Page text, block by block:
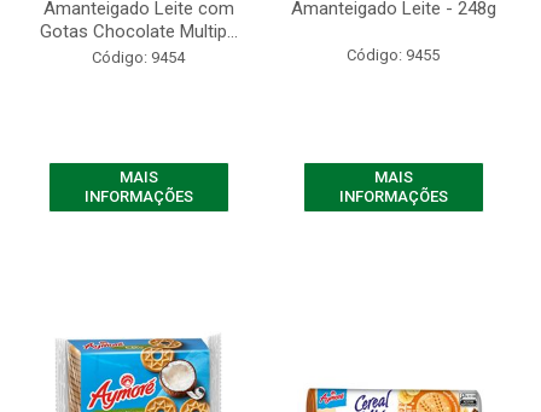
Amanteigado Leite com
Gotas Chocolate Multip...
Código: 9454
MAIS
INFORMAÇÕES
Amanteigado Leite - 248g
Código: 9455
MAIS
INFORMAÇÕES